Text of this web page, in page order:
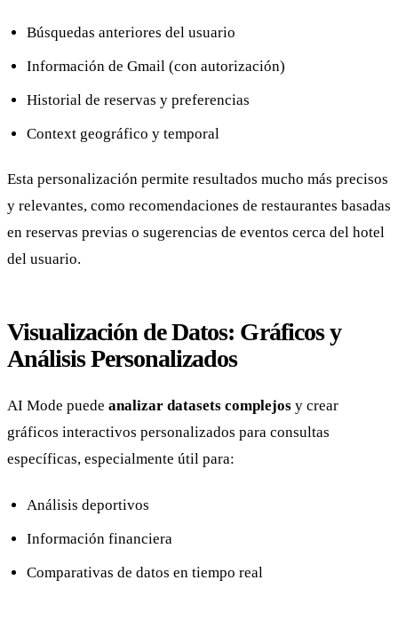
Búsquedas anteriores del usuario
Información de Gmail (con autorización)
Historial de reservas y preferencias
Context geográfico y temporal
Esta personalización permite resultados mucho más precisos
y relevantes, como recomendaciones de restaurantes basadas
en reservas previas o sugerencias de eventos cerca del hotel
del usuario.
Visualización de Datos: Gráficos y
Análisis Personalizados
AI Mode puede analizar datasets complejos y crear
gráficos interactivos personalizados para consultas
específicas, especialmente útil para:
Análisis deportivos
Información financiera
Comparativas de datos en tiempo real